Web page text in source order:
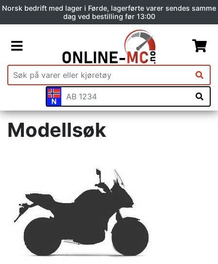
Norsk bedrift med lager i Førde, lagerførte varer sendes samme
dag ved bestilling før 13:00
Modellsøk